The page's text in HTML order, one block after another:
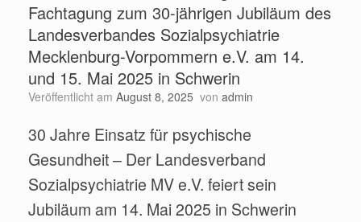
Fachtagung zum 30-jährigen Jubiläum des
Landesverbandes Sozialpsychiatrie
Mecklenburg-Vorpommern e.V. am 14.
und 15. Mai 2025 in Schwerin
Veröffentlicht am August 8, 2025 von admin
30 Jahre Einsatz für psychische
Gesundheit – Der Landesverband
Sozialpsychiatrie MV e.V. feiert sein
Jubiläum am 14. Mai 2025 in Schwerin